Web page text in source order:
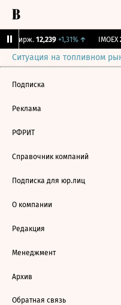
Бирж. 12,239 +1,31%↑ IMOEX
Ситуация на топливном
Подписка
Реклама
РФРИТ
Справочник компаний
Подписка для юр.лиц
О компании
Редакция
Менеджмент
Архив
Обратная связь